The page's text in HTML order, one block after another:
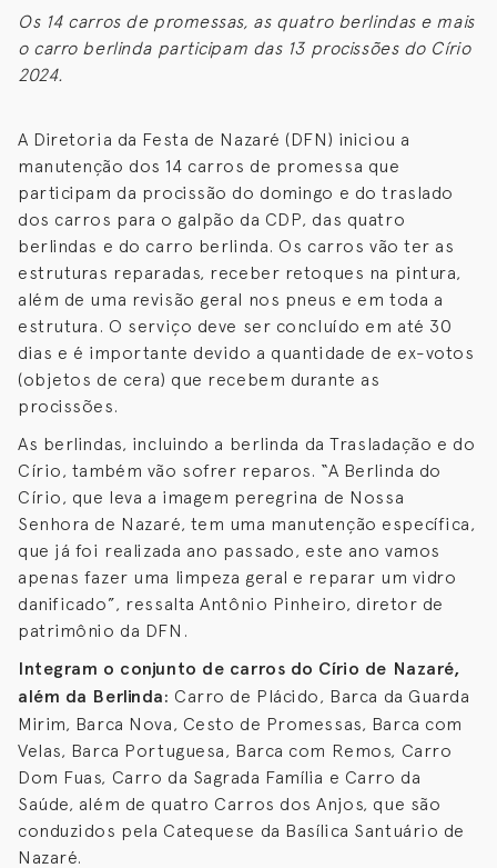
Os 14 carros de promessas, as quatro berlindas e mais
o carro berlinda participam das 13 procissões do Círio
2024.
A Diretoria da Festa de Nazaré (DFN) iniciou a
manutenção dos 14 carros de promessa que
participam da procissão do domingo e do traslado
dos carros para o galpão da CDP, das quatro
berlindas e do carro berlinda. Os carros vão ter as
estruturas reparadas, receber retoques na pintura,
além de uma revisão geral nos pneus e em toda a
estrutura. O serviço deve ser concluído em até 30
dias e é importante devido a quantidade de ex-votos
(objetos de cera) que recebem durante as
procissões.
As berlindas, incluindo a berlinda da Trasladação e do
Círio, também vão sofrer reparos. “A Berlinda do
Círio, que leva a imagem peregrina de Nossa
Senhora de Nazaré, tem uma manutenção específica,
que já foi realizada ano passado, este ano vamos
apenas fazer uma limpeza geral e reparar um vidro
danificado”, ressalta Antônio Pinheiro, diretor de
patrimônio da DFN.
Integram o conjunto de carros do Círio de Nazaré,
além da Berlinda: Carro de Plácido, Barca da Guarda
Mirim, Barca Nova, Cesto de Promessas, Barca com
Velas, Barca Portuguesa, Barca com Remos, Carro
Dom Fuas, Carro da Sagrada Família e Carro da
Saúde, além de quatro Carros dos Anjos, que são
conduzidos pela Catequese da Basílica Santuário de
Nazaré.